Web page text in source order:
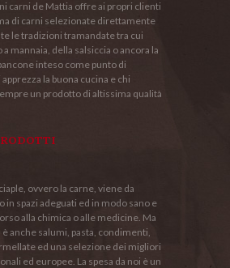
carni de Mattia offre ai propri clienti
di carni selezionate direttamente
le tradizioni tramandate tra cui
mannaia, della salsiccia o ancora la
inteso come punto di
la buona cucina e chi
un prodotto di altissima qualità
ovvero la carne, viene da
in spazi adeguati ed in modo sano e
alla chimica o alle medicine. Ma
anche salumi, pasta, condimenti,
ed una selezione dei migliori
ed europee. La spesa da noi è un